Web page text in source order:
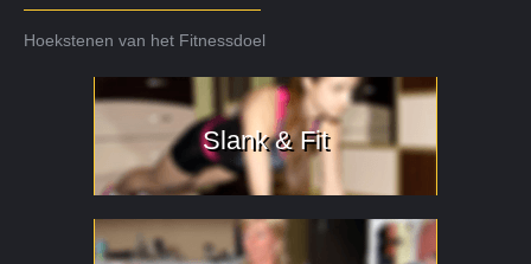
Hoekstenen van het Fitnessdoel
Slank & Fit